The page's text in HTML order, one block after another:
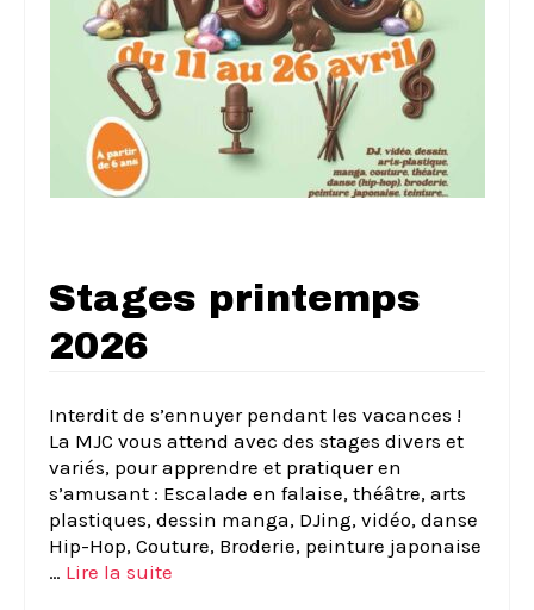
Stages printemps
2026
Interdit de s’ennuyer pendant les vacances !
La MJC vous attend avec des stages divers et
variés, pour apprendre et pratiquer en
s’amusant : Escalade en falaise, théâtre, arts
plastiques, dessin manga, DJing, vidéo, danse
Hip-Hop, Couture, Broderie, peinture japonaise
… Lire la suite­­